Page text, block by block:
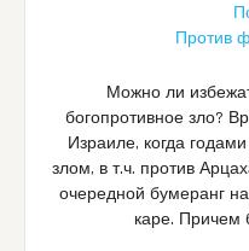
Против
Можно ли
богопротивное зло?
Израиле, когда
злом, в т.ч. против
очередной бумеранг
каре. Причем